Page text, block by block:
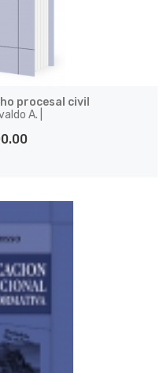
procesal civil
A. |